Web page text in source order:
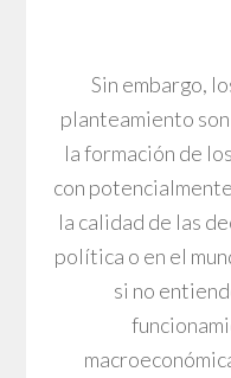
Sin embargo,
planteamiento
la formación de
con
la calidad de las
política o en el
si no